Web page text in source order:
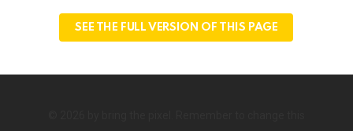
SEE THE FULL VERSION OF THIS PAGE